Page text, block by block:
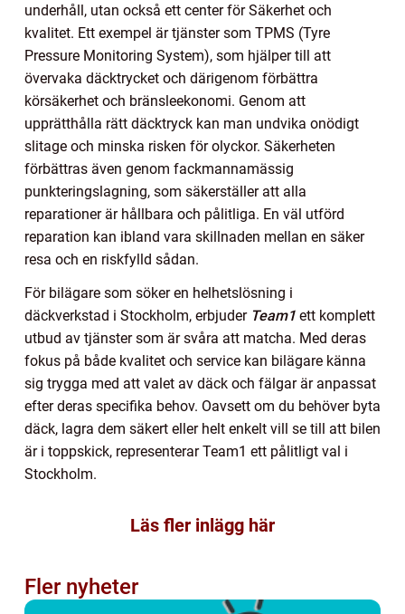
underhåll, utan också ett center för Säkerhet och
kvalitet. Ett exempel är tjänster som TPMS (Tyre
Pressure Monitoring System), som hjälper till att
övervaka däcktrycket och därigenom förbättra
körsäkerhet och bränsleekonomi. Genom att
upprätthålla rätt däcktryck kan man undvika onödigt
slitage och minska risken för olyckor. Säkerheten
förbättras även genom fackmannamässig
punkteringslagning, som säkerställer att alla
reparationer är hållbara och pålitliga. En väl utförd
reparation kan ibland vara skillnaden mellan en säker
resa och en riskfylld sådan.
För bilägare som söker en helhetslösning i
däckverkstad i Stockholm, erbjuder Team1 ett komplett
utbud av tjänster som är svåra att matcha. Med deras
fokus på både kvalitet och service kan bilägare känna
sig trygga med att valet av däck och fälgar är anpassat
efter deras specifika behov. Oavsett om du behöver byta
däck, lagra dem säkert eller helt enkelt vill se till att bilen
är i toppskick, representerar Team1 ett pålitligt val i
Stockholm.
Läs fler inlägg här
Fler nyheter